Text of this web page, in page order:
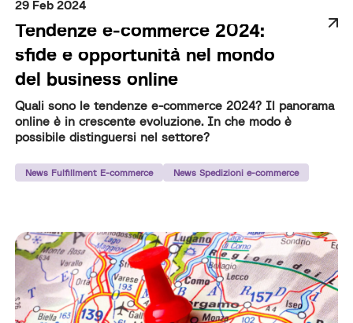
29 Feb 2024
Tendenze e-commerce 2024:
sfide e opportunità nel mondo
del business online
Quali sono le tendenze e-commerce 2024? Il panorama
online è in crescente evoluzione. In che modo è
possibile distinguersi nel settore?
News Fulfillment E-commerce News Spedizioni e-commerce